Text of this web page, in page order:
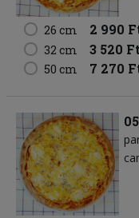
26 cm 2 990
32 cm 3 520 Ft
50 cm 7 270